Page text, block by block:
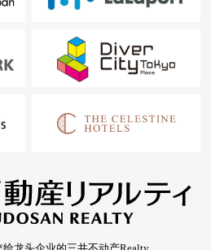
助
有意向，请跟我们联系。